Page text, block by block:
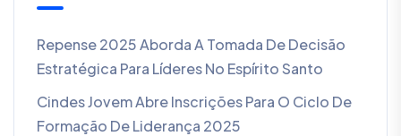
Repense 2025 Aborda A Tomada De Decisão
Estratégica Para Líderes No Espírito Santo
Cindes Jovem Abre Inscrições Para O Ciclo De
Formação De Liderança 2025